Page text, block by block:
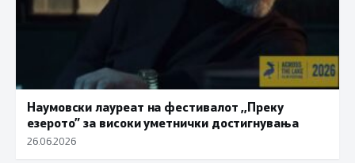
Наумовски лауреат на фестивалот ,,Преку
езерото” за високи уметнички достигнувања
26.06.2026